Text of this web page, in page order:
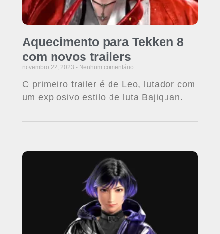
Aquecimento para Tekken 8
com novos trailers
novembro 22, 2023 Nenhum comentário
O primeiro trailer é de Leo, lutador com
um explosivo estilo de luta Bajiquan.